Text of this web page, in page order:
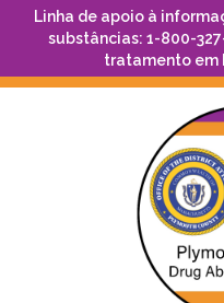
Linha de apoio à
substâncias: 1-800-
tratamento em